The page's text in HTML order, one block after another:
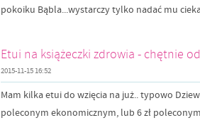
pokoiku Bąbla...wystarczy tylko nadać mu
Etui na książeczki zdrowia - chętnie
2015-11-15 16:52
Mam kilka etui do wzięcia na już.. typowo
poleconym ekonomicznym, lub 6 zł